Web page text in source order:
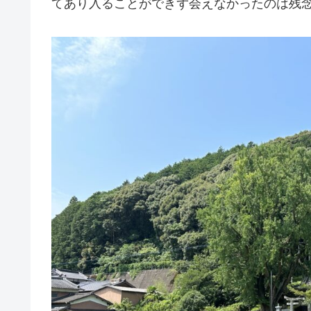
てあり入ることができず会えなかったのは残